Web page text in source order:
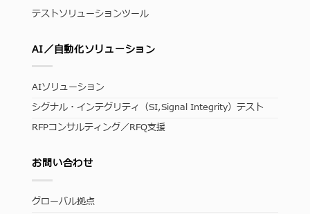
テストソリューションツール
AI／自動化ソリューション
AIソリューション
シグナル・インテグリティ（SI,Signal Integrity）テスト
RFPコンサルティング／RFQ支援
お問い合わせ
グローバル拠点